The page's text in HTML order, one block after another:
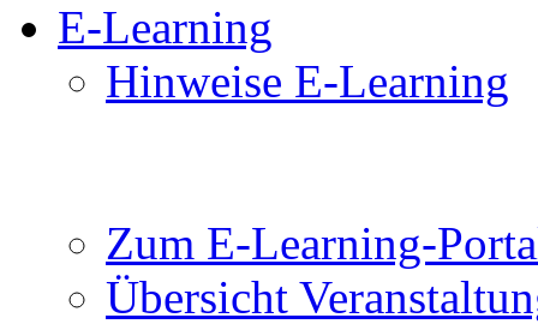
E-Learning
Hinweise E-Learning
Zum E-Learning-
Übersicht